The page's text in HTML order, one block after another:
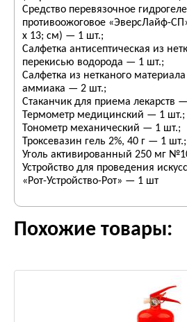
Средство перевязочное
противоожоговое «ЭверсЛайф-
х 13; см) — 1 шт.;
Салфетка антисептическая из
перекисью водорода — 1 шт.;
Салфетка из нетканого
аммиака — 2 шт.;
Стаканчик для приема лекарств
Термометр медицинский — 1 шт.;
Тонометр механический — 1 шт.;
Троксевазин гель 2%, 40 г — 1 шт.;
Уголь активированный 250 мг
Устройство для проведения
«Рот-Устройство-Рот» — 1 шт
Похожие товары: